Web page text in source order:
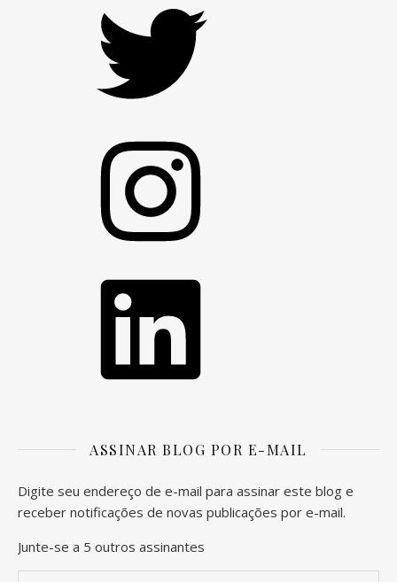
ASSINAR BLOG POR E-MAIL
Digite seu endereço de e-mail para assinar este blog e
receber notificações de novas publicações por e-mail.
Junte-se a 5 outros assinantes